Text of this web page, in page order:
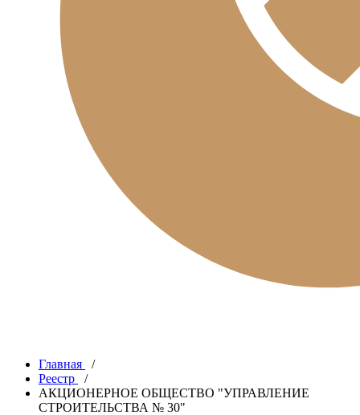
Главная
/
Реестр
/
АКЦИОНЕРНОЕ ОБЩЕСТВО "УПРАВЛЕНИЕ
СТРОИТЕЛЬСТВА № 30"